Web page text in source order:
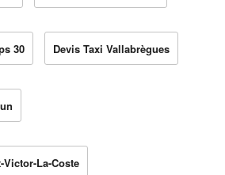
30 Devis Taxi Vallabrègues
Victor-La-Coste